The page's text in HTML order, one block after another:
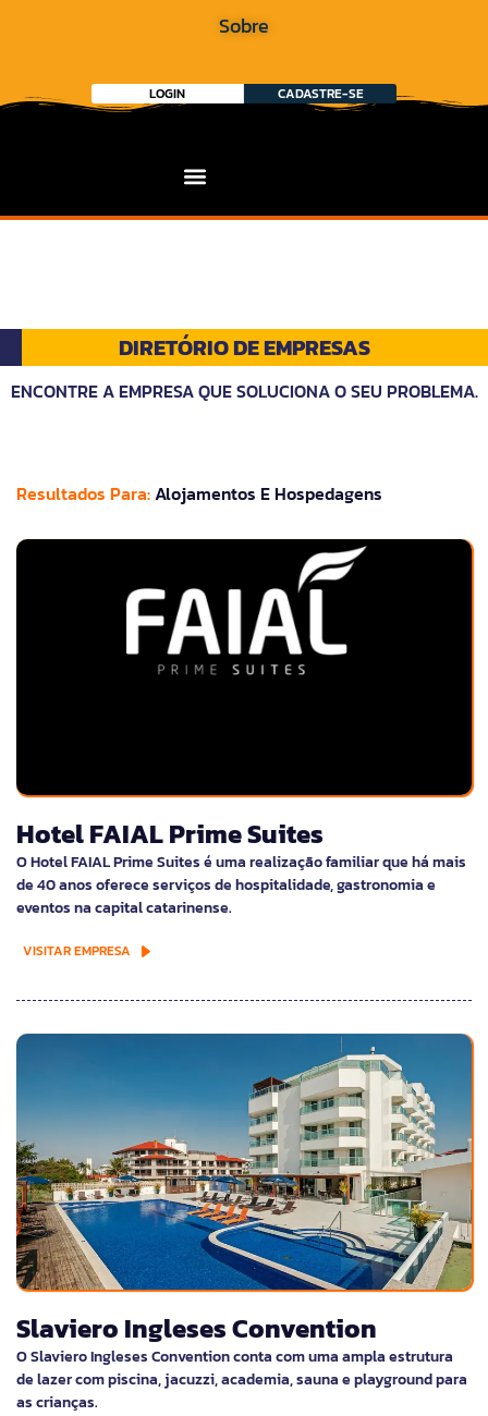
Sobre
LOGIN CADASTRE-SE
DIRETÓRIO DE EMPRESAS
ENCONTRE A EMPRESA QUE SOLUCIONA O SEU PROBLEMA.
Resultados Para:Alojamentos E Hospedagens
Hotel FAIAL Prime Suites
O Hotel FAIAL Prime Suites é uma realização familiar que há mais
de 40 anos oferece serviços de hospitalidade, gastronomia e
eventos na capital catarinense.
VISITAR EMPRESA
Slaviero Ingleses Convention
O Slaviero Ingleses Convention conta com uma ampla estrutura
de lazer com piscina, jacuzzi, academia, sauna e playground para
as crianças.